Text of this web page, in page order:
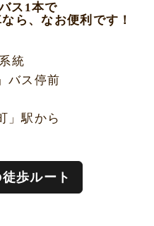
ス1本で
ら、なお便利です！
統
バス停前
」駅から
歩ルート